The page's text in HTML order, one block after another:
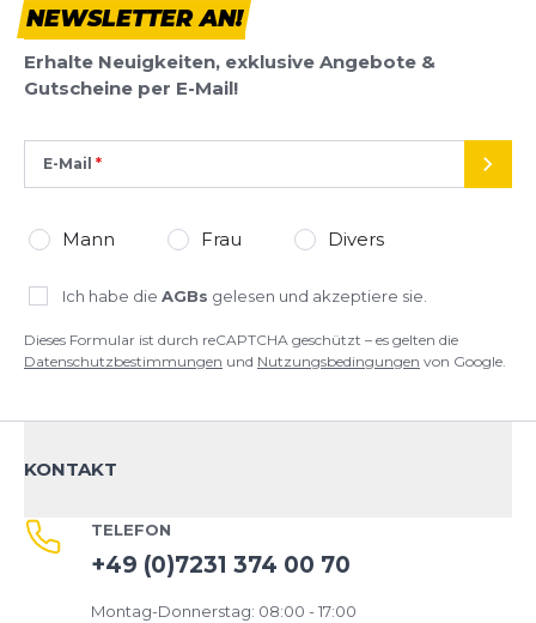
NEWSLETTER AN!
Erhalte Neuigkeiten, exklusive Angebote &
Gutscheine per E-Mail!
E-Mail
Mann Frau Divers
Ich habe die AGBs gelesen und akzeptiere sie.
Dieses Formular ist durch reCAPTCHA geschützt – es gelten die
Datenschutzbestimmungen und Nutzungsbedingungen von Google.
KONTAKT
TELEFON
+49 (0)7231 374 00 70
Montag-Donnerstag: 08:00 - 17:00